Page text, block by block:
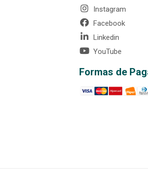
Instagram
Facebook
Linkedin
YouTube
Formas de